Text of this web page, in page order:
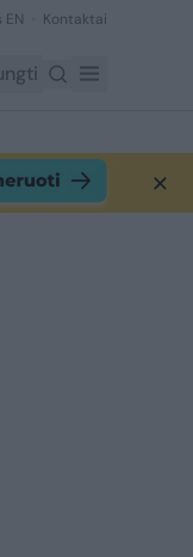
EN Kontaktai